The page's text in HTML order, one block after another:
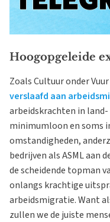
Hoogopgeleide
Zoals Cultuur onder
verslaafd aan
arbeidskrachten in
minimumloon en soms
omstandigheden,
bedrijven als ASML aan
de scheidende topman
onlangs krachtige
arbeidsmigratie. Want
zullen we de juiste